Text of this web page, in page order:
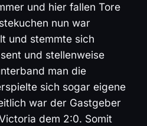
und hier fallen Tore
nun war
und stemmte sich
und stellenweise
man die
sich sogar eigene
war der Gastgeber
dem 2:0. Somit